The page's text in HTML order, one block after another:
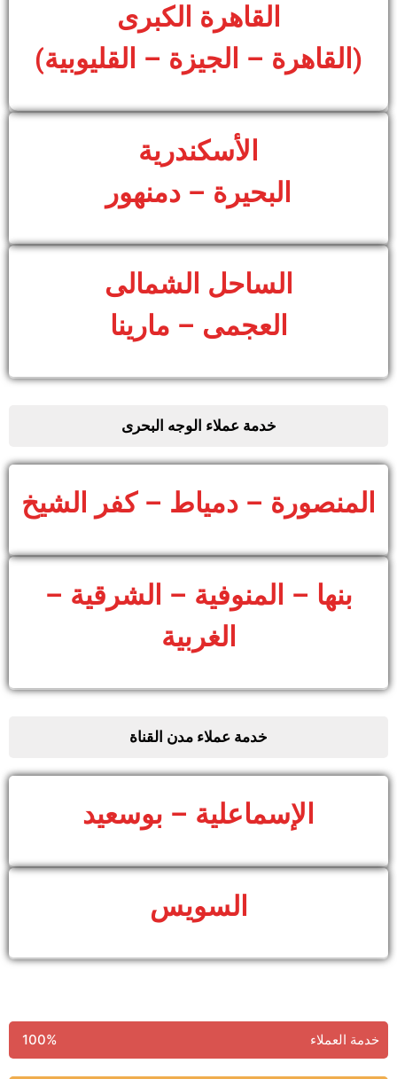
القاهرة الكبرى
(القاهرة – الجيزة – القليوبية)
الأسكندرية
البحيرة – دمنهور
الساحل الشمالى
العجمى – مارينا
خدمة عملاء الوجه البحرى
المنصورة – دمياط – كفر الشيخ
بنها – المنوفية – الشرقية –
الغربية
خدمة عملاء مدن القناة
الإسماعلية – بوسعيد
السويس
خدمة العملاء 100%